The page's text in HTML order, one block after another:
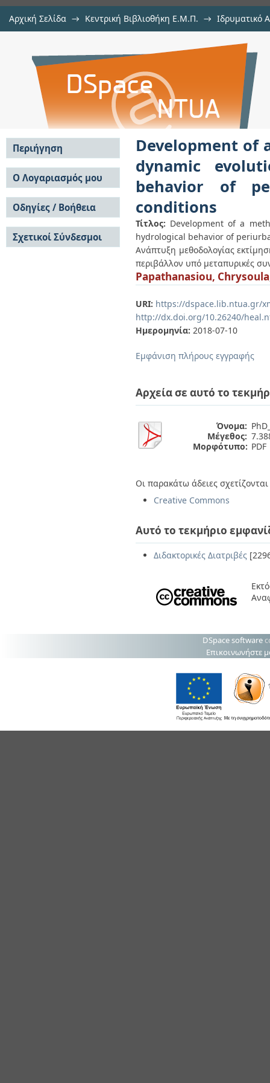
Αρχική Σελίδα → Κεντρική Βιβλιοθήκη Ε.Μ.Π. → Ιδρυματικό
Development of a methodology
of the flood-related
post-fire conditions
Development of
dynamic
behavior of
conditions
Τίτλος: Development of a
hydrological behavior of
Ανάπτυξη μεθοδολογίας
περιβάλλον υπό μεταπυρικές
Papathanasiou, Chrysoula
URI: https://dspace.lib.ntua.gr/
http://dx.doi.org/10.26240/
Ημερομηνία: 2018-07-10
Εμφάνιση πλήρους εγγραφής
Αρχεία σε αυτό το
Όνομα:
Μέγεθος:
Μορφότυπο: PDF
Οι παρακάτω άδειες
Creative Commons
Αυτό το τεκμήριο
Διδακτορικές Διατριβές
Περιήγηση
Σε όλο το DSpace
Κοινότητες & Συλλογές
Ανά Ημερομηνία
Έκδοσης
Συγγραφείς
Τίτλοι
Θέματα
Ο Λογαριασμός μου
Σύνδεση
Εγγραφή
Οδηγίες / Βοήθεια
Οδηγίες Υποβολής
Οδηγίες Χρήσης ΙΑ
Συχνές Ερωτήσεις
Σχετικοί Σύνδεσμοι
DSpace software
Επικοινωνήστε